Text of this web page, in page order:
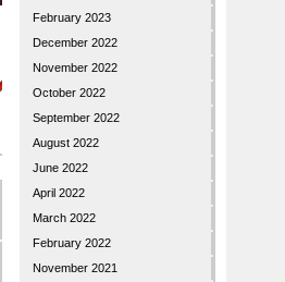
February 2023
December 2022
November 2022
October 2022
September 2022
August 2022
June 2022
April 2022
March 2022
February 2022
November 2021